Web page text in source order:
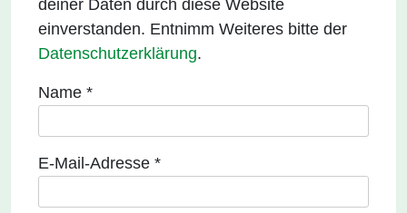
deiner Daten durch diese Website
einverstanden. Entnimm Weiteres bitte der
Datenschutzerklärung.
Name *
E-Mail-Adresse *